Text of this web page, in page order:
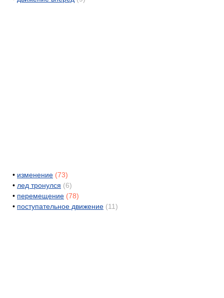
• изменение (73)
• лед тронулся (6)
• перемещение (78)
• поступательное движение (11)